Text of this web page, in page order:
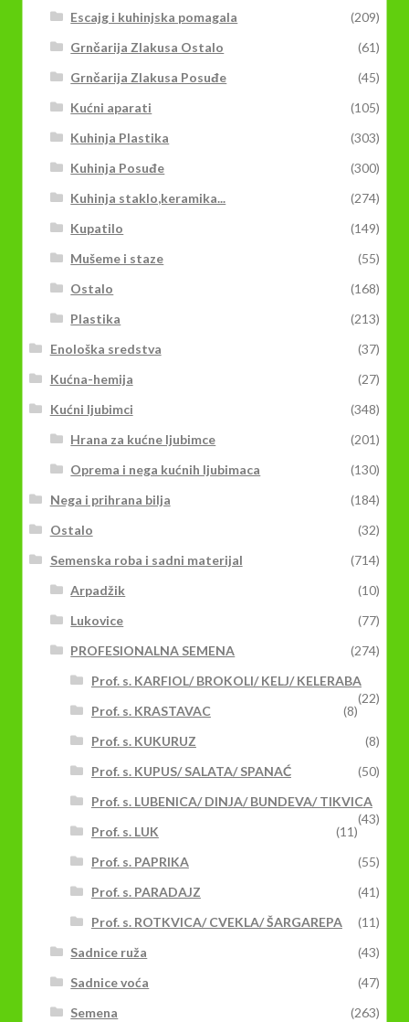
Escajg i kuhinjska pomagala
(209)
Grnčarija Zlakusa Ostalo
(61)
Grnčarija Zlakusa Posuđe
(45)
Kućni aparati
(105)
Kuhinja Plastika
(303)
Kuhinja Posuđe
(300)
Kuhinja staklo,keramika...
(274)
Kupatilo
(149)
Mušeme i staze
(55)
Ostalo
(168)
Plastika
(213)
Enološka sredstva
(37)
Kućna-hemija
(27)
Kućni ljubimci
(348)
Hrana za kućne ljubimce
(201)
Oprema i nega kućnih ljubimaca
(130)
Nega i prihrana bilja
(184)
Ostalo
(32)
Semenska roba i sadni materijal
(714)
Arpadžik
(10)
Lukovice
(77)
PROFESIONALNA SEMENA
(274)
Prof. s. KARFIOL/ BROKOLI/ KELJ/ KELERABA
(22)
Prof. s. KRASTAVAC
(8)
Prof. s. KUKURUZ
(8)
Prof. s. KUPUS/ SALATA/ SPANAĆ
(50)
Prof. s. LUBENICA/ DINJA/ BUNDEVA/ TIKVICA
(43)
Prof. s. LUK
(11)
Prof. s. PAPRIKA
(55)
Prof. s. PARADAJZ
(41)
Prof. s. ROTKVICA/ CVEKLA/ ŠARGAREPA
(11)
Sadnice ruža
(43)
Sadnice voća
(47)
Semena
(263)